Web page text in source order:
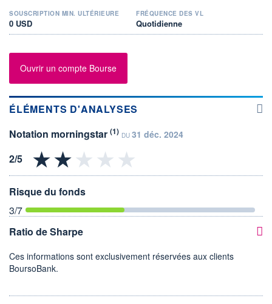
SOUSCRIPTION MIN. ULTÉRIEURE
0 USD
FRÉQUENCE DES VL
Quotidienne
Ouvrir un compte Bourse
ÉLÉMENTS D'ANALYSES
Notation morningstar (1) DU 31 déc. 2024
Risque du fonds
3/7
Ratio de Sharpe
Ces informations sont exclusivement réservées aux clients
BoursoBank.